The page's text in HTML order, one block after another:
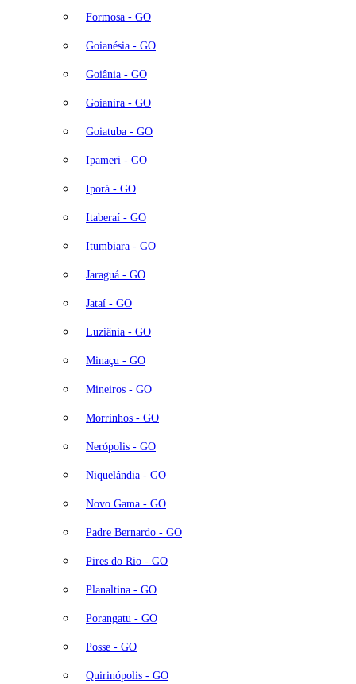
Formosa - GO
Goianésia - GO
Goiânia - GO
Goianira - GO
Goiatuba - GO
Ipameri - GO
Iporá - GO
Itaberaí - GO
Itumbiara - GO
Jaraguá - GO
Jataí - GO
Luziânia - GO
Minaçu - GO
Mineiros - GO
Morrinhos - GO
Nerópolis - GO
Niquelândia - GO
Novo Gama - GO
Padre Bernardo - GO
Pires do Rio - GO
Planaltina - GO
Porangatu - GO
Posse - GO
Quirinópolis - GO